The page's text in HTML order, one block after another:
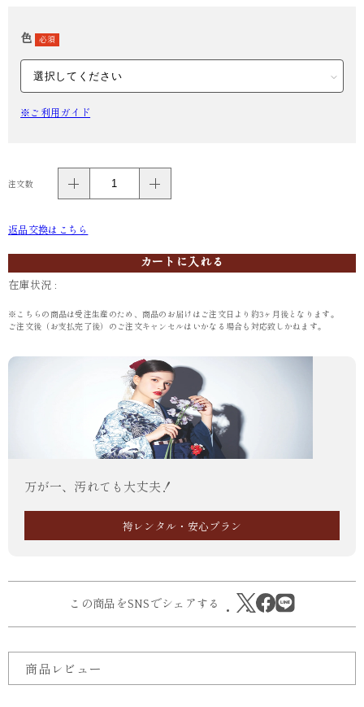
色 必須
※ご利用ガイド
注文数
返品交換はこちら
カートに入れる
在庫状況 :
※こちらの商品は受注生産のため、商品のお届けはご注文日より約3ヶ月後となります。
ご注文後（お支払完了後）のご注文キャンセルはいかなる場合も対応致しかねます。
万が一、汚れても大丈夫！
袴レンタル・安心プラン
この商品をSNSでシェアする
商品レビュー